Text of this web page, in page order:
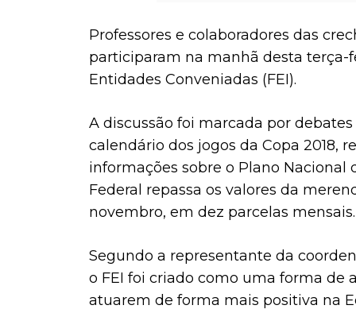
Professores e colaboradores das
participaram na manhã desta terça-
Entidades Conveniadas (FEI).
A discussão foi marcada por
calendário dos jogos da Copa 2018,
informações sobre o Plano Nacional
Federal repassa os valores da
novembro, em dez parcelas mensais.
Segundo a representante da
o FEI foi criado como uma forma de
atuarem de forma mais positiva na